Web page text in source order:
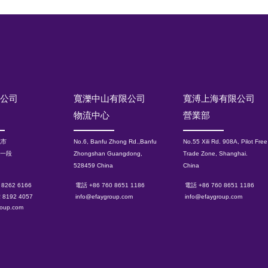
司
段
8262 6166
8192 4057
寬濼中山有限公司
物流中心
No.6, Banfu Zhong Rd.,Banfu
Zhongshan Guangdong,
528459 China
電話 +86 760 8651 1186
info@efaygroup.com
寬溥上海有限公司
營業部
No.55 Xili Rd. 908A, Pilot Free
Trade Zone, Shanghai.
China
電話 +86 760 8651 1186
info@efaygroup.com